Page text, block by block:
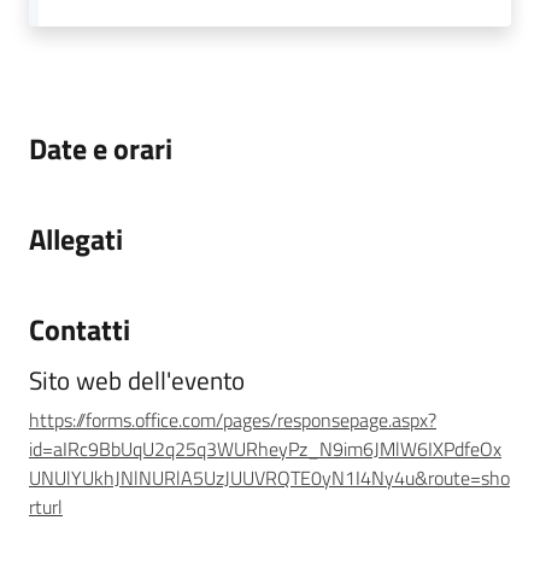
Leggi Atti Bandi
Argomenti
Date e orari
Allegati
Contatti
Sito web dell'evento
https://forms.office.com/pages/responsepage.aspx?
id=aIRc9BbUqU2q25q3WURheyPz_N9im6JMlW6IXPdfeOx
UNUlYUkhJNlNURlA5UzJUUVRQTE0yN1I4Ny4u&route=sho
rturl